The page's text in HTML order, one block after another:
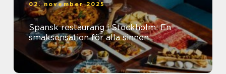
02. november 2025
Spansk restaurang i Stockholm: En
smaksensation för alla sinnen